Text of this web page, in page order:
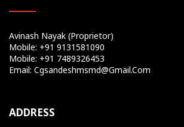
Avinash Nayak (Proprietor)
Mobile: +91 9131581090
Mobile: +91 7489326453
Email: Cgsandeshmsmd@gmail.com
ADDRESS